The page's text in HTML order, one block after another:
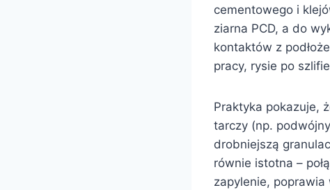
cementowego i
ziarna PCD, a do
kontaktów z
pracy, rysie po
Praktyka pokazuje,
tarczy (np.
drobniejszą
równie istotna –
zapylenie, poprawia